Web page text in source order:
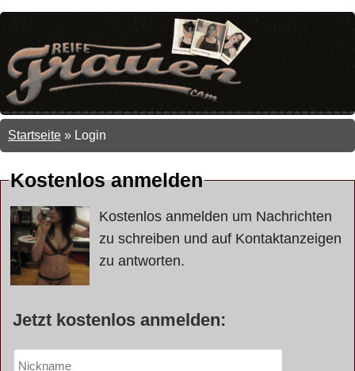
Startseite » Login
Kostenlos anmelden
Kostenlos anmelden um Nachrichten
zu schreiben und auf Kontaktanzeigen
zu antworten.
Jetzt kostenlos anmelden: